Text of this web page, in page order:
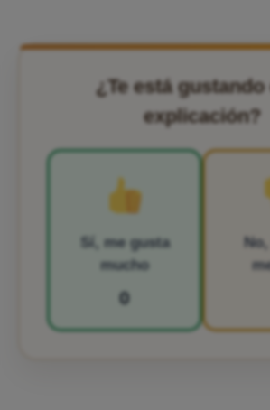
¿Te está gustando
explicación?
Sí, me gusta
mucho
0